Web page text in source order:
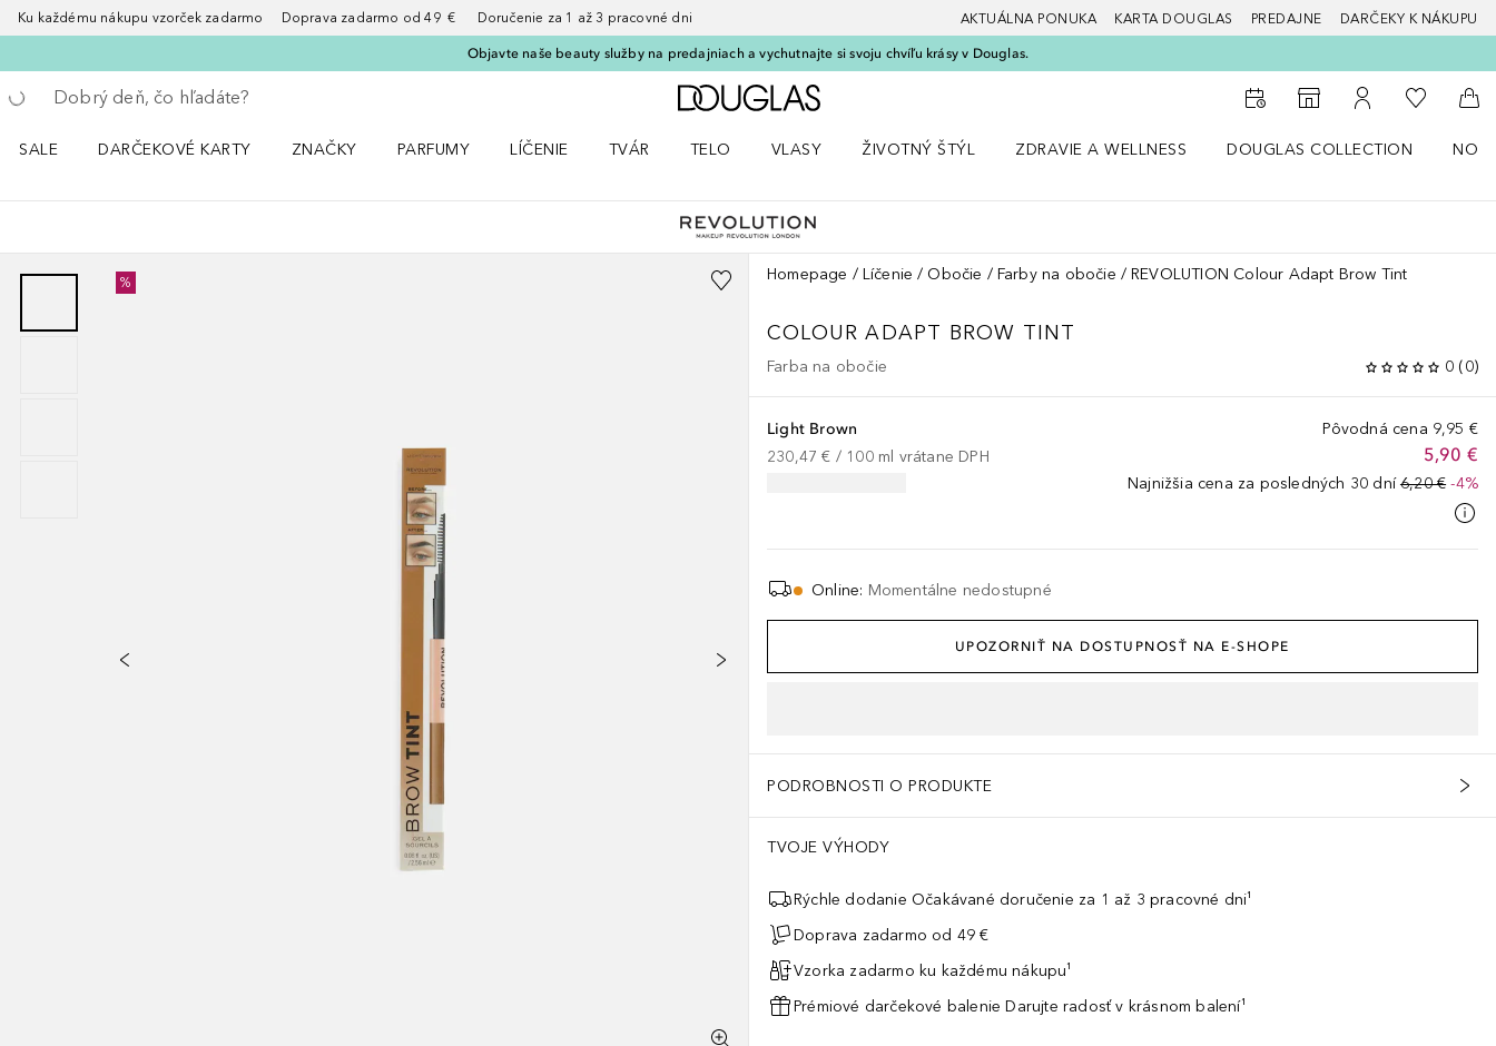
Ku každému nákupu vzorček zadarmo Doprava zadarmo od 49 € Doručenie za 1 až 3 pracovné dni AKTUÁLNA PONUKA KARTA DOUGLAS PREDAJNE DARČEKY K NÁKUPU
Objavte naše beauty služby na predajniach a vychutnajte si svoju chvíľu krásy v Douglas.
Choď späť
Vykonajte vyhľadávanie
Domov
Do vyhľadávača predajní
Do môjho účtu
Do môjho
Do
SALE
DARČEKOVÉ KARTY
ZNAČKY
PARFUMY
LÍČENIE
TVÁR
TELO
VLASY
ŽIVOTNÝ ŠTÝL
ZDRAVIE A WELLNESS
DOUGLAS COLLECTION
% Homepage Líčenie Obočie Farby na obočie REVOLUTION Colour Adapt Brow Tint
COLOUR ADAPT BROW TINT
Farba na obočie 0 (0)
Pôvodná cena 9,95 €
5,90 €
Najnižšia cena za posledných 30 dní 6,20 €-4%
Light Brown
230,47 € / 100 ml vrátane DPH
Online: Momentálne nedostupné
UPOZORNIŤ NA DOSTUPNOSŤ NA E-SHOPE
PODROBNOSTI O PRODUKTE
TVOJE VÝHODY
Rýchle dodanie Očakávané doručenie za 1 až 3 pracovné dni¹
Doprava zadarmo od 49 €
Vzorka zadarmo ku každému nákupu¹
Prémiové darčekové balenie Darujte radosť v krásnom balení¹